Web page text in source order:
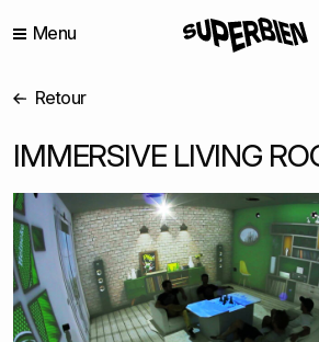
Menu
Retour
IMMERSIVE LIVING